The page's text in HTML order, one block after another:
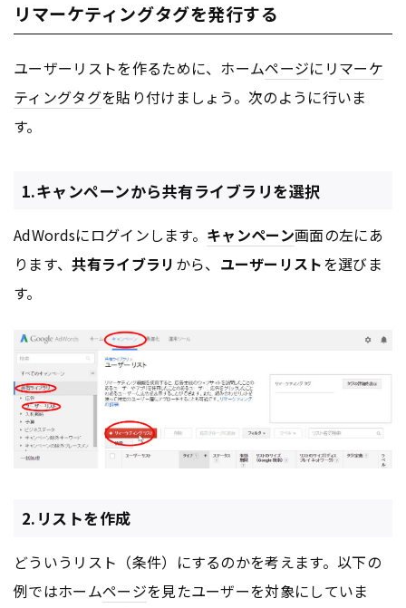
リマーケティングタグを発行する
ユーザーリストを作るために、ホームページにリマーケ
ティングタグを貼り付けましょう。次のように行いま
す。
1.キャンペーンから共有ライブラリを選択
AdWordsにログインします。 キャンペーン画面の左にあ
ります、共有ライブラリ から、 ユーザーリストを選びま
す。
2.リストを作成
どういうリスト（条件）にするのかを考えます。以下の
例ではホームページを見たユーザーを対象にしていま